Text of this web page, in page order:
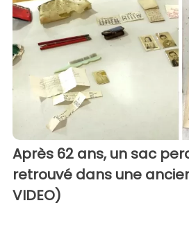
Après 62 ans, un sac
retrouvé dans une
VIDEO)